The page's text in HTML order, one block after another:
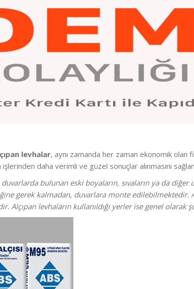
levhalar, aynı zamanda her zaman ekonomik olan
daha verimli ve güzel sonuçlar alınmasını
bulunan eski boyaların, sıvaların ya da diğer
gerek kalmadan, duvarlara monte edilebilmektedir.
levhaların kullanıldığı yerler ise genel olarak